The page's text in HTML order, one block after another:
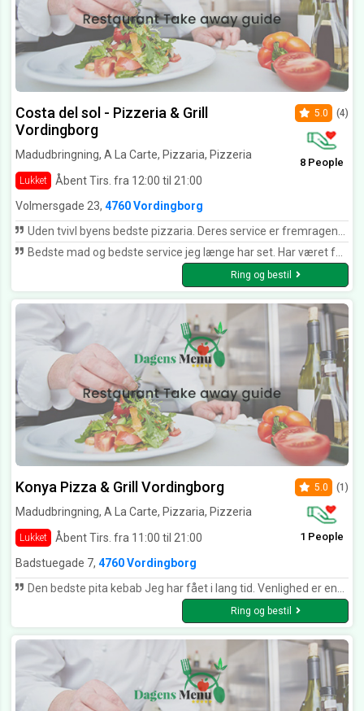
Costa del sol - Pizzeria & Grill
Vordingborg
Madudbringning, A La Carte, Pizzaria, Pizzeria
Lukket Åbent Tirs. fra 12:00 til 21:00
5.0 (4)
8 People
Volmersgade 23, 4760 Vordingborg
Uden tvivl byens bedste pizzaria. Deres service er fremragende, pizza velsmagende og man går altid derfra med et smil.
Bedste mad og bedste service jeg længe har set. Har været forbi mange forskellige pizzaria i Vordingborg Pappas, gyldne hjørne og hvad ved jeg. Troede altid jeg havde smagt på en god pizza, men efter jeg har spist på Costa del sol har jeg virkelig fundet ud af hvordan pizza’er skal smages. KAN KLAR ANBEFALES UDEN TVIVL BYENS BEDSTE
Ring og bestil
Konya Pizza & Grill Vordingborg
Madudbringning, A La Carte, Pizzaria, Pizzeria
Lukket Åbent Tirs. fra 11:00 til 21:00
5.0 (1)
1 People
Badstuegade 7, 4760 Vordingborg
Den bedste pita kebab Jeg har fået i lang tid. Venlighed er enstor del afmenu tillige. Tak for det
Ring og bestil